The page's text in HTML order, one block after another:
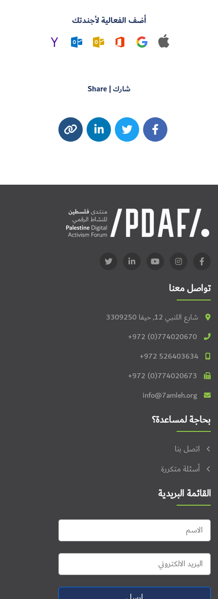
أضف الفعالية لأجندتك
شارك | Share
تواصل معنا
شارع اللنبي 12, حيفا 3309250
+972 (0)774020670
+972 526403634
+972 (0)774020673
info@7amleh.org
بحاجة لمساعدة؟
اتصل بنا
أسئلة متكررة
القائمة البريدية